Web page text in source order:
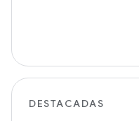
DESTACADAS